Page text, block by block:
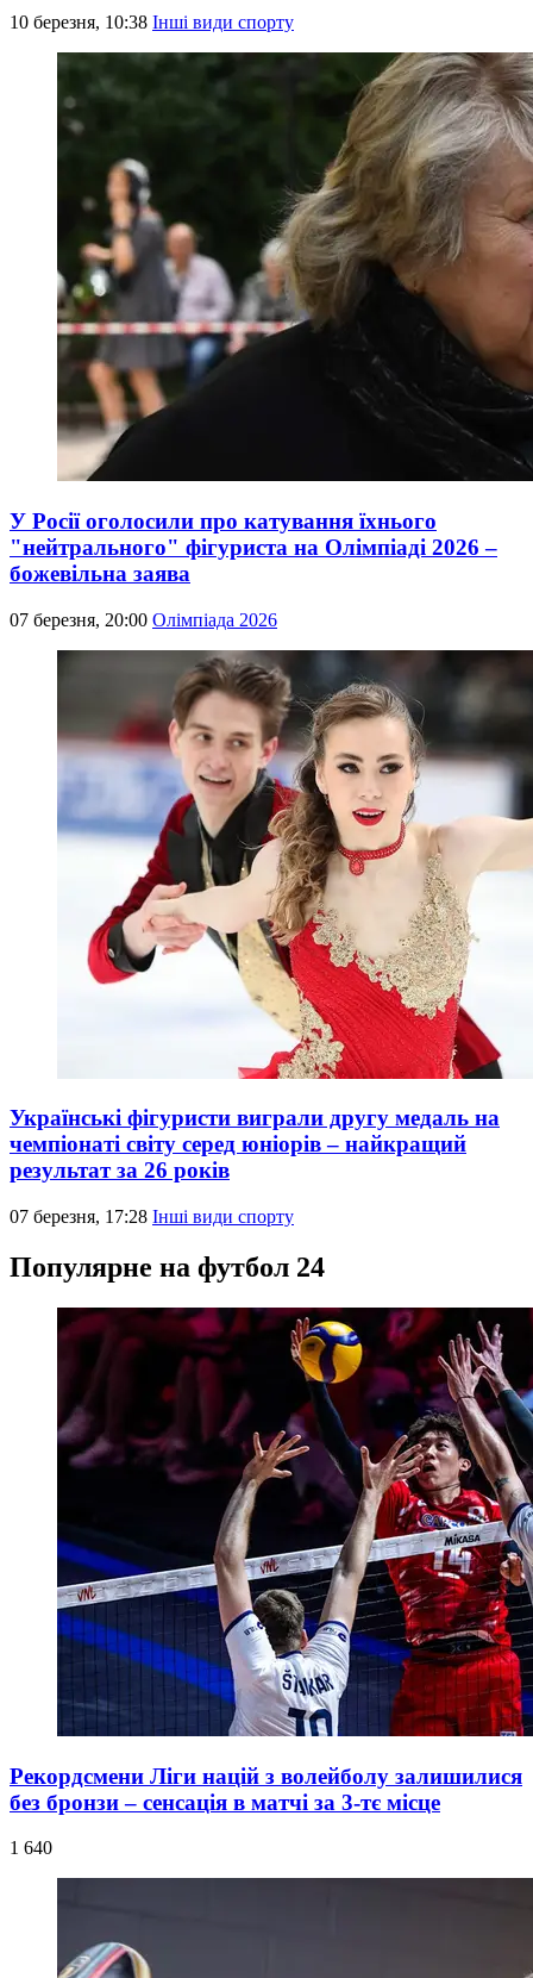
10 березня, 10:38 Інші види спорту
У Росії оголосили про катування їхнього
"нейтрального" фігуриста на Олімпіаді 2026 –
божевільна заява
07 березня, 20:00 Олімпіада 2026
Українські фігуристи виграли другу медаль на
чемпіонаті світу серед юніорів – найкращий
результат за 26 років
07 березня, 17:28 Інші види спорту
Популярне на футбол 24
Рекордсмени Ліги націй з волейболу залишилися
без бронзи – сенсація в матчі за 3-тє місце
1 640